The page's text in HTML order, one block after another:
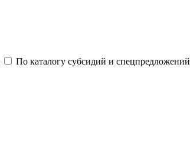
По каталогу субсидий и спецпредложений